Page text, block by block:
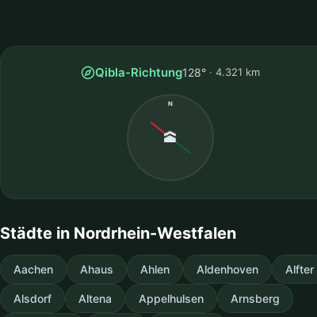
Qibla-Richtung128° 4.321 km
N
🕋
Städte in Nordrhein-Westfalen
Aachen Ahaus Ahlen Aldenhoven Alfter
Alsdorf Altena Appelhulsen Arnsberg